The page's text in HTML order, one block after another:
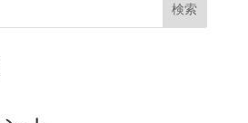
検索